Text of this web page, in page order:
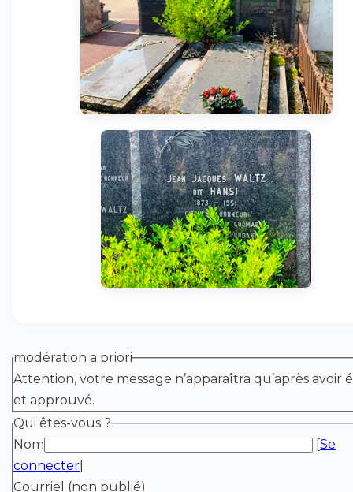
modération a priori
Attention, votre message n’apparaîtra qu’après avoir
et approuvé.
Qui êtes-vous ?
Nom
[Se
connecter]
Courriel (non publié)